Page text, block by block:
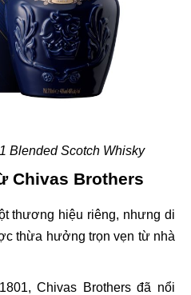
Blended Scotch Whisky
Chivas Brothers
thương hiệu riêng, nhưng di
thừa hưởng trọn vẹn từ nhà
Chivas Brothers đã nổi